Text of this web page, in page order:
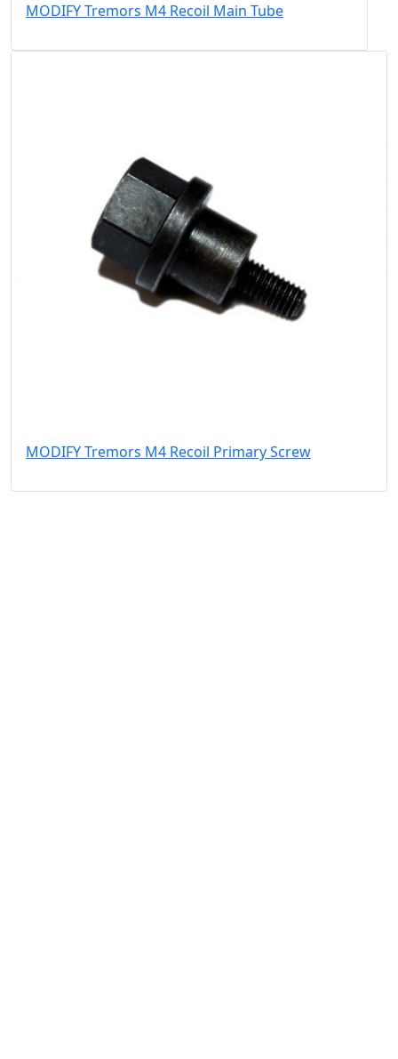
MODIFY Tremors M4 Recoil Main Tube
MODIFY Tremors M4 Recoil Primary Screw